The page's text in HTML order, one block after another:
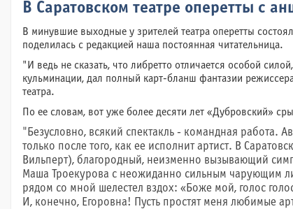
В Саратовском театре оперетты с
В минувшие выходные у зрителей театра оперетты
поделилась с редакцией наша постоянная читательница.
"И ведь не сказать, что либретто отличается особой
кульминации, дал полный карт-бланш фантазии
театра.
По ее словам, вот уже более десяти лет «Дубровский»
"Безусловно, всякий спектакль - командная работа.
только после того, как ее исполнит артист. В
Вильперт), благородный, неизменно вызывающий
Маша Троекурова с неожиданно сильным чарующим
рядом со мной шелестел вздох: «Боже мой, голос
И, конечно, Егоровна! Пусть простят меня любимые